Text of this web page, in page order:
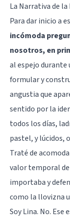
La Narrativa de
Para dar inicio a
incómoda
nosotros, en
al espejo
formular y
angustia que
sentido por la
todos los días,
pastel, y lúcidos,
Traté de
valor temporal de
importaba y
como la llovizna
Soy Lina. No.